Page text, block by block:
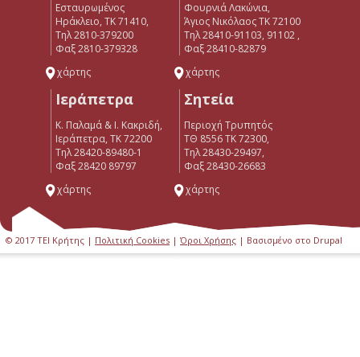
Εσταυρωμένος
Ηράκλειο, ΤΚ 71410,
Τηλ 2810-379200
Φαξ 2810-379328
χάρτης
Φουρνιά Λακώνια,
Άγιος Νικόλαος ΤΚ 72100
Τηλ 28410-91103, 91102 ,
Φαξ 28410-82879
χάρτης
Ιεράπετρα
Κ. Παλαμά & Ι. Κακριδή,
Ιεράπετρα, ΤΚ 72200
Tηλ 28420-89480-1
Φαξ 28420 89797
χάρτης
Σητεία
Περιοχή Τρυπητός
ΤΘ 8556 ΤΚ 72300,
Τηλ 28430-29497,
Φαξ 28430-26683
χάρτης
© 2017 ΤΕΙ Κρήτης | Πολιτική Cookies | Όροι Χρήσης | Βασισμένο στο Drupal